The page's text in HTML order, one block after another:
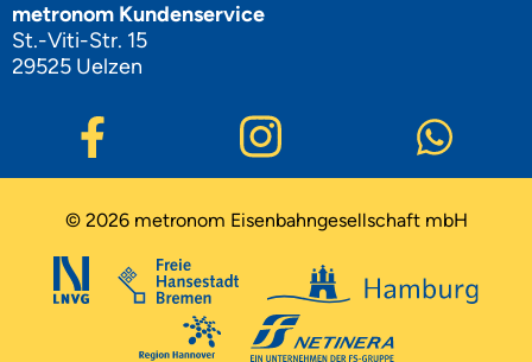
metronom Kundenservice
St.-Viti-Str. 15
29525 Uelzen
© 2026 metronom Eisenbahngesellschaft mbH